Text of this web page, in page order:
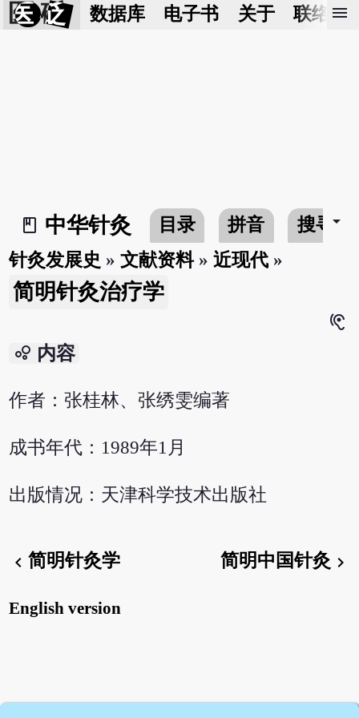
医 砭 数据库 电子书 关于 联络我
menu
book_2
中华针灸 目录 拼音 搜寻arrow_drop_down
针灸发展史 »文献资料»近现代 »
简明针灸治疗学
hearing
bubble_chart 内容
作者：张桂林、张绣雯编著
成书年代：1989年1月
出版情况：天津科学技术出版社
chevron_left简明针灸学 简明中国针灸 chevron_right
English version